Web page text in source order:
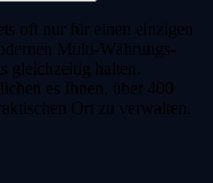
oft nur für einen einzigen
Multi-Währungs-
gleichzeitig halten.
es Ihnen, über 400
Ort zu verwalten.